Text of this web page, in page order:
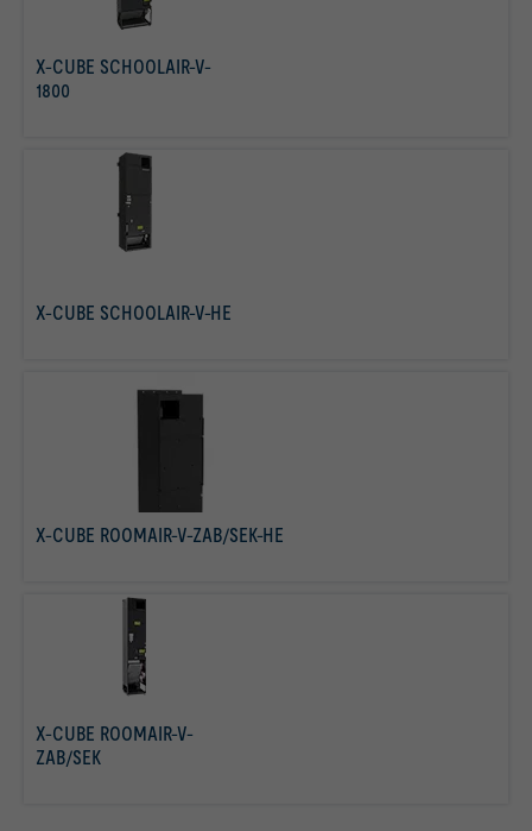
X-CUBE SCHOOLAIR-V-
1800
X-CUBE SCHOOLAIR-V-HE
X-CUBE ROOMAIR-V-ZAB/SEK-HE
X-CUBE ROOMAIR-V-
ZAB/SEK